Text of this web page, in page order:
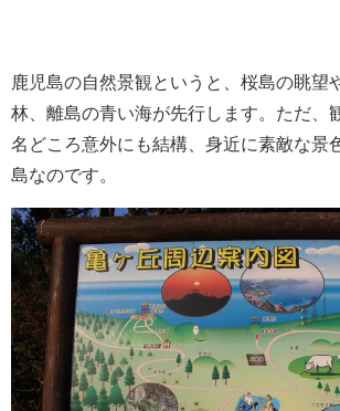
鹿児島の自然景観というと、桜島の眺望
林、離島の青い海が先行します。ただ、
名どころ意外にも結構、身近に素敵な景
島なのです。